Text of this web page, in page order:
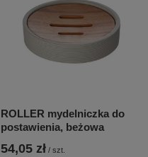
ROLLER mydelniczka do
postawienia, beżowa
54,05 zł / szt.